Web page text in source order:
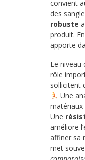
convient
des
robuste
produit.
apporte
Le niveau
rôle
sollicitent
Une
matériaux
Une
améliore
affiner sa
met